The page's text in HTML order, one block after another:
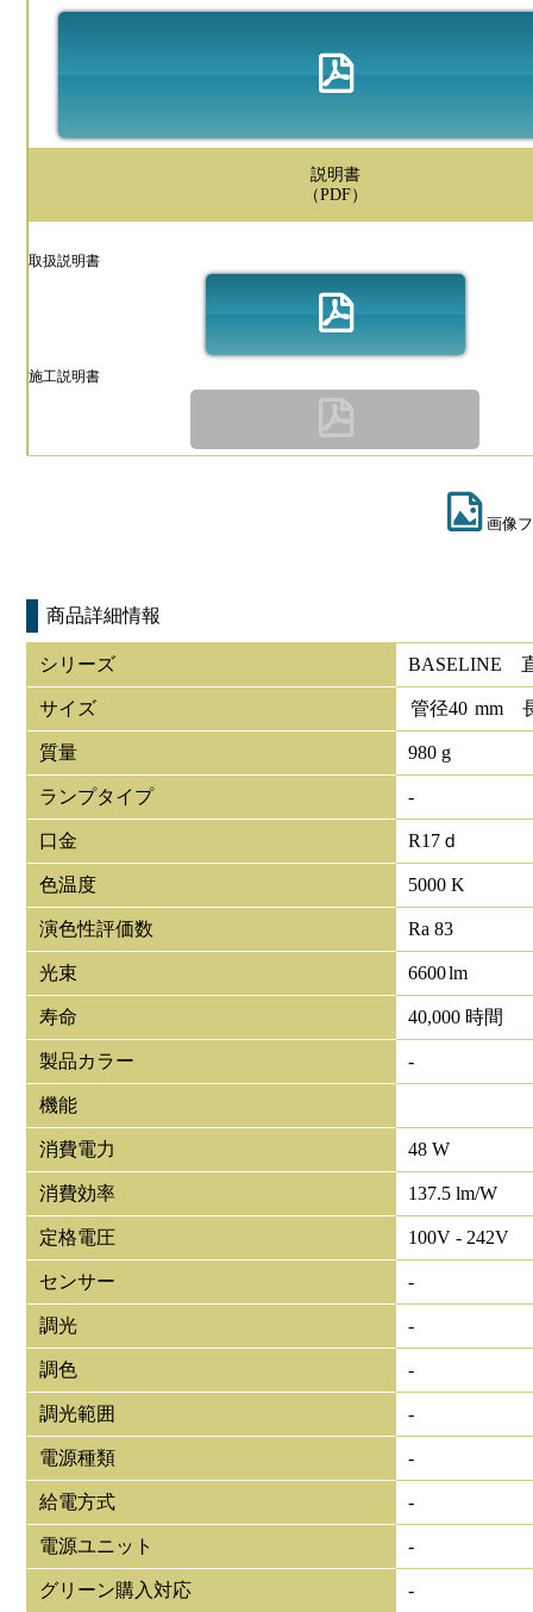
説明書
（PDF）
取扱説明書
施工説明書
画像
商品詳細情報
シリーズ BASELINE
サイズ 管径40 mm
質量 980 g
ランプタイプ -
口金 R17ｄ
色温度 5000 K
演色性評価数 Ra 83
光束 6600lm
寿命 40,000 時間
製品カラー -
機能
消費電力 48 W
消費効率 137.5 lm/W
定格電圧 100V - 242V
センサー -
調光 -
調色 -
調光範囲 -
電源種類 -
給電方式 -
電源ユニット -
グリーン購入対応 -